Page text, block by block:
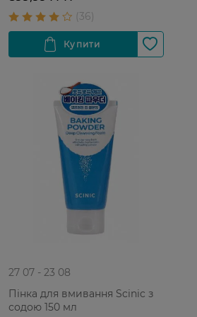
27 07 - 23 08
Пінка для вмивання Scinic з
содою 150 мл